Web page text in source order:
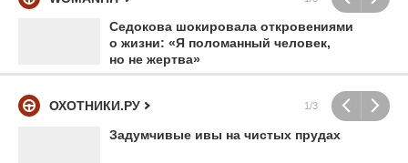
Седокова шокировала откровениями
о жизни: «Я поломанный человек,
но не жертва»
ОХОТНИКИ.РУ 1/3
Задумчивые ивы на чистых прудах